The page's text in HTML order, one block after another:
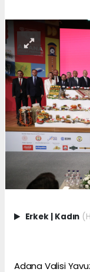
Erkek | Kadın
Adana Valisi